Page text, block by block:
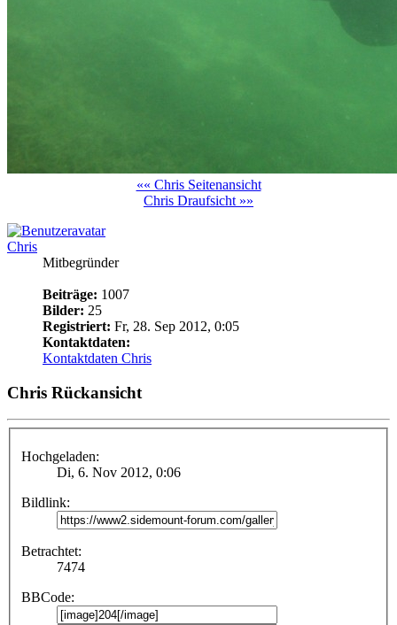
«« Chris Seitenansicht
Chris Draufsicht »»
Chris
Mitbegründer
Beiträge: 1007
Bilder: 25
Registriert: Fr, 28. Sep 2012, 0:05
Kontaktdaten:
Kontaktdaten Chris
Chris Rückansicht
Hochgeladen:
Di, 6. Nov 2012, 0:06
Bildlink:
Betrachtet:
7474
BBCode: